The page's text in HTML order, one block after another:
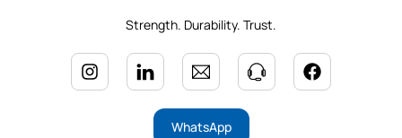
Strength. Durability. Trust.
WhatsApp